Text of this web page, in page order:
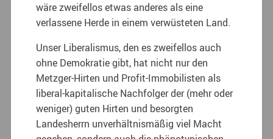
wäre zweifellos etwas anderes als eine
verlassene Herde in einem verwüsteten Land.
Unser Liberalismus, den es zweifellos auch
ohne Demokratie gibt, hat nicht nur den
Metzger-Hirten und Profit-Immobilisten als
liberal-kapitalische Nachfolger der (mehr oder
weniger) guten Hirten und besorgten
Landesherrn unverhältnismäßig viel Macht